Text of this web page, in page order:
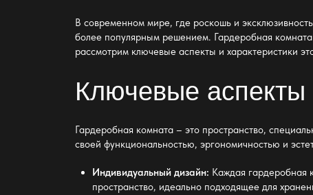
В современном мире, где роскошь и
более популярным решением. Гардеробная
рассмотрим ключевые аспекты и характеристики
Ключевые аспекты
Гардеробная комната – это пространство,
своей функциональностью, эргономичностью и
Индивидуальный дизайн: Каждая гардеробная
пространство, идеально подходящее для